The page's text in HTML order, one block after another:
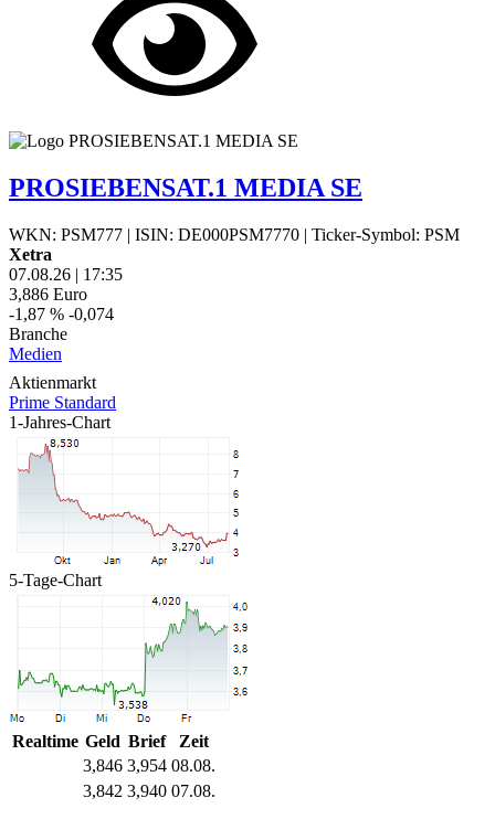
PROSIEBENSAT.1 MEDIA SE
WKN: PSM777 | ISIN: DE000PSM7770 | Ticker-Symbol: PSM
Xetra
07.08.26 | 17:35
3,886 Euro
-1,87 % -0,074
Branche
Medien
Aktienmarkt
Prime Standard
1-Jahres-Chart
5-Tage-Chart
Realtime Geld Brief
Zeit
3,846 3,954 08.08.
3,842 3,940 07.08.